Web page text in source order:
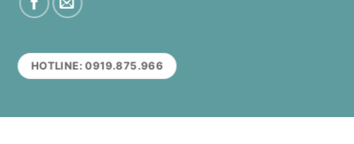
HOTLINE: 0919.875.966